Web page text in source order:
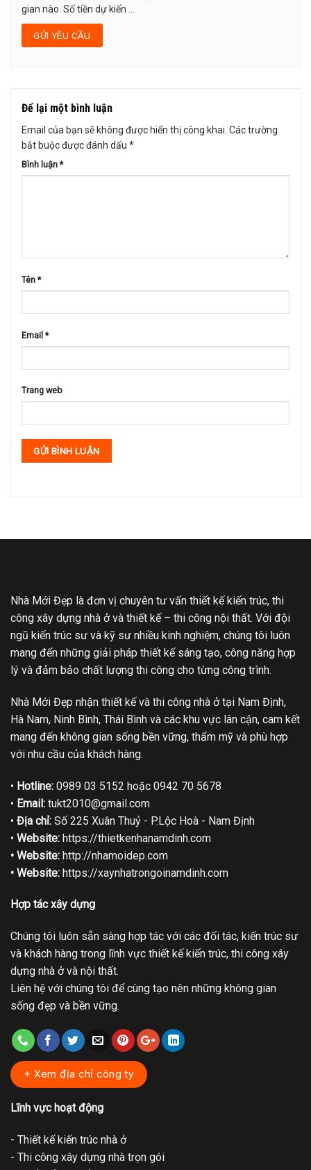
gian nào. Số tiền dự kiến ...
Để lại một bình luận
Email của bạn sẽ không được hiển thị công khai. Các trường
bắt buộc được đánh dấu *
Bình luận*
Tên*
Email*
Trang web
Nhà Mới Đẹp là đơn vị chuyên tư vấn thiết kế kiến trúc, thi
công xây dựng nhà ở và thiết kế – thi công nội thất. Với đội
ngũ kiến trúc sư và kỹ sư nhiều kinh nghiệm, chúng tôi luôn
mang đến những giải pháp thiết kế sáng tạo, công năng hợp
lý và đảm bảo chất lượng thi công cho từng công trình.
Nhà Mới Đẹp nhận thiết kế và thi công nhà ở tại Nam Định,
Hà Nam, Ninh Bình, Thái Bình và các khu vực lân cận, cam kết
mang đến không gian sống bền vững, thẩm mỹ và phù hợp
với nhu cầu của khách hàng.
• Hotline: 0989 03 5152 hoặc 0942 70 5678
• Email: tukt2010@gmail.com
• Địa chỉ: Số 225 Xuân Thuỷ - P.Lộc Hoà - Nam Định
• Website: https://thietkenhanamdinh.com
• Website: http://nhamoidep.com
• Website: https://xaynhatrongoinamdinh.com
Hợp tác xây dựng
Chúng tôi luôn sẵn sàng hợp tác với các đối tác, kiến trúc sư
và khách hàng trong lĩnh vực thiết kế kiến trúc, thi công xây
dựng nhà ở và nội thất.
Liên hệ với chúng tôi để cùng tạo nên những không gian
sống đẹp và bền vững.
+ Xem địa chỉ công ty
Lĩnh vực hoạt động
- Thiết kế kiến trúc nhà ở
- Thi công xây dựng nhà trọn gói